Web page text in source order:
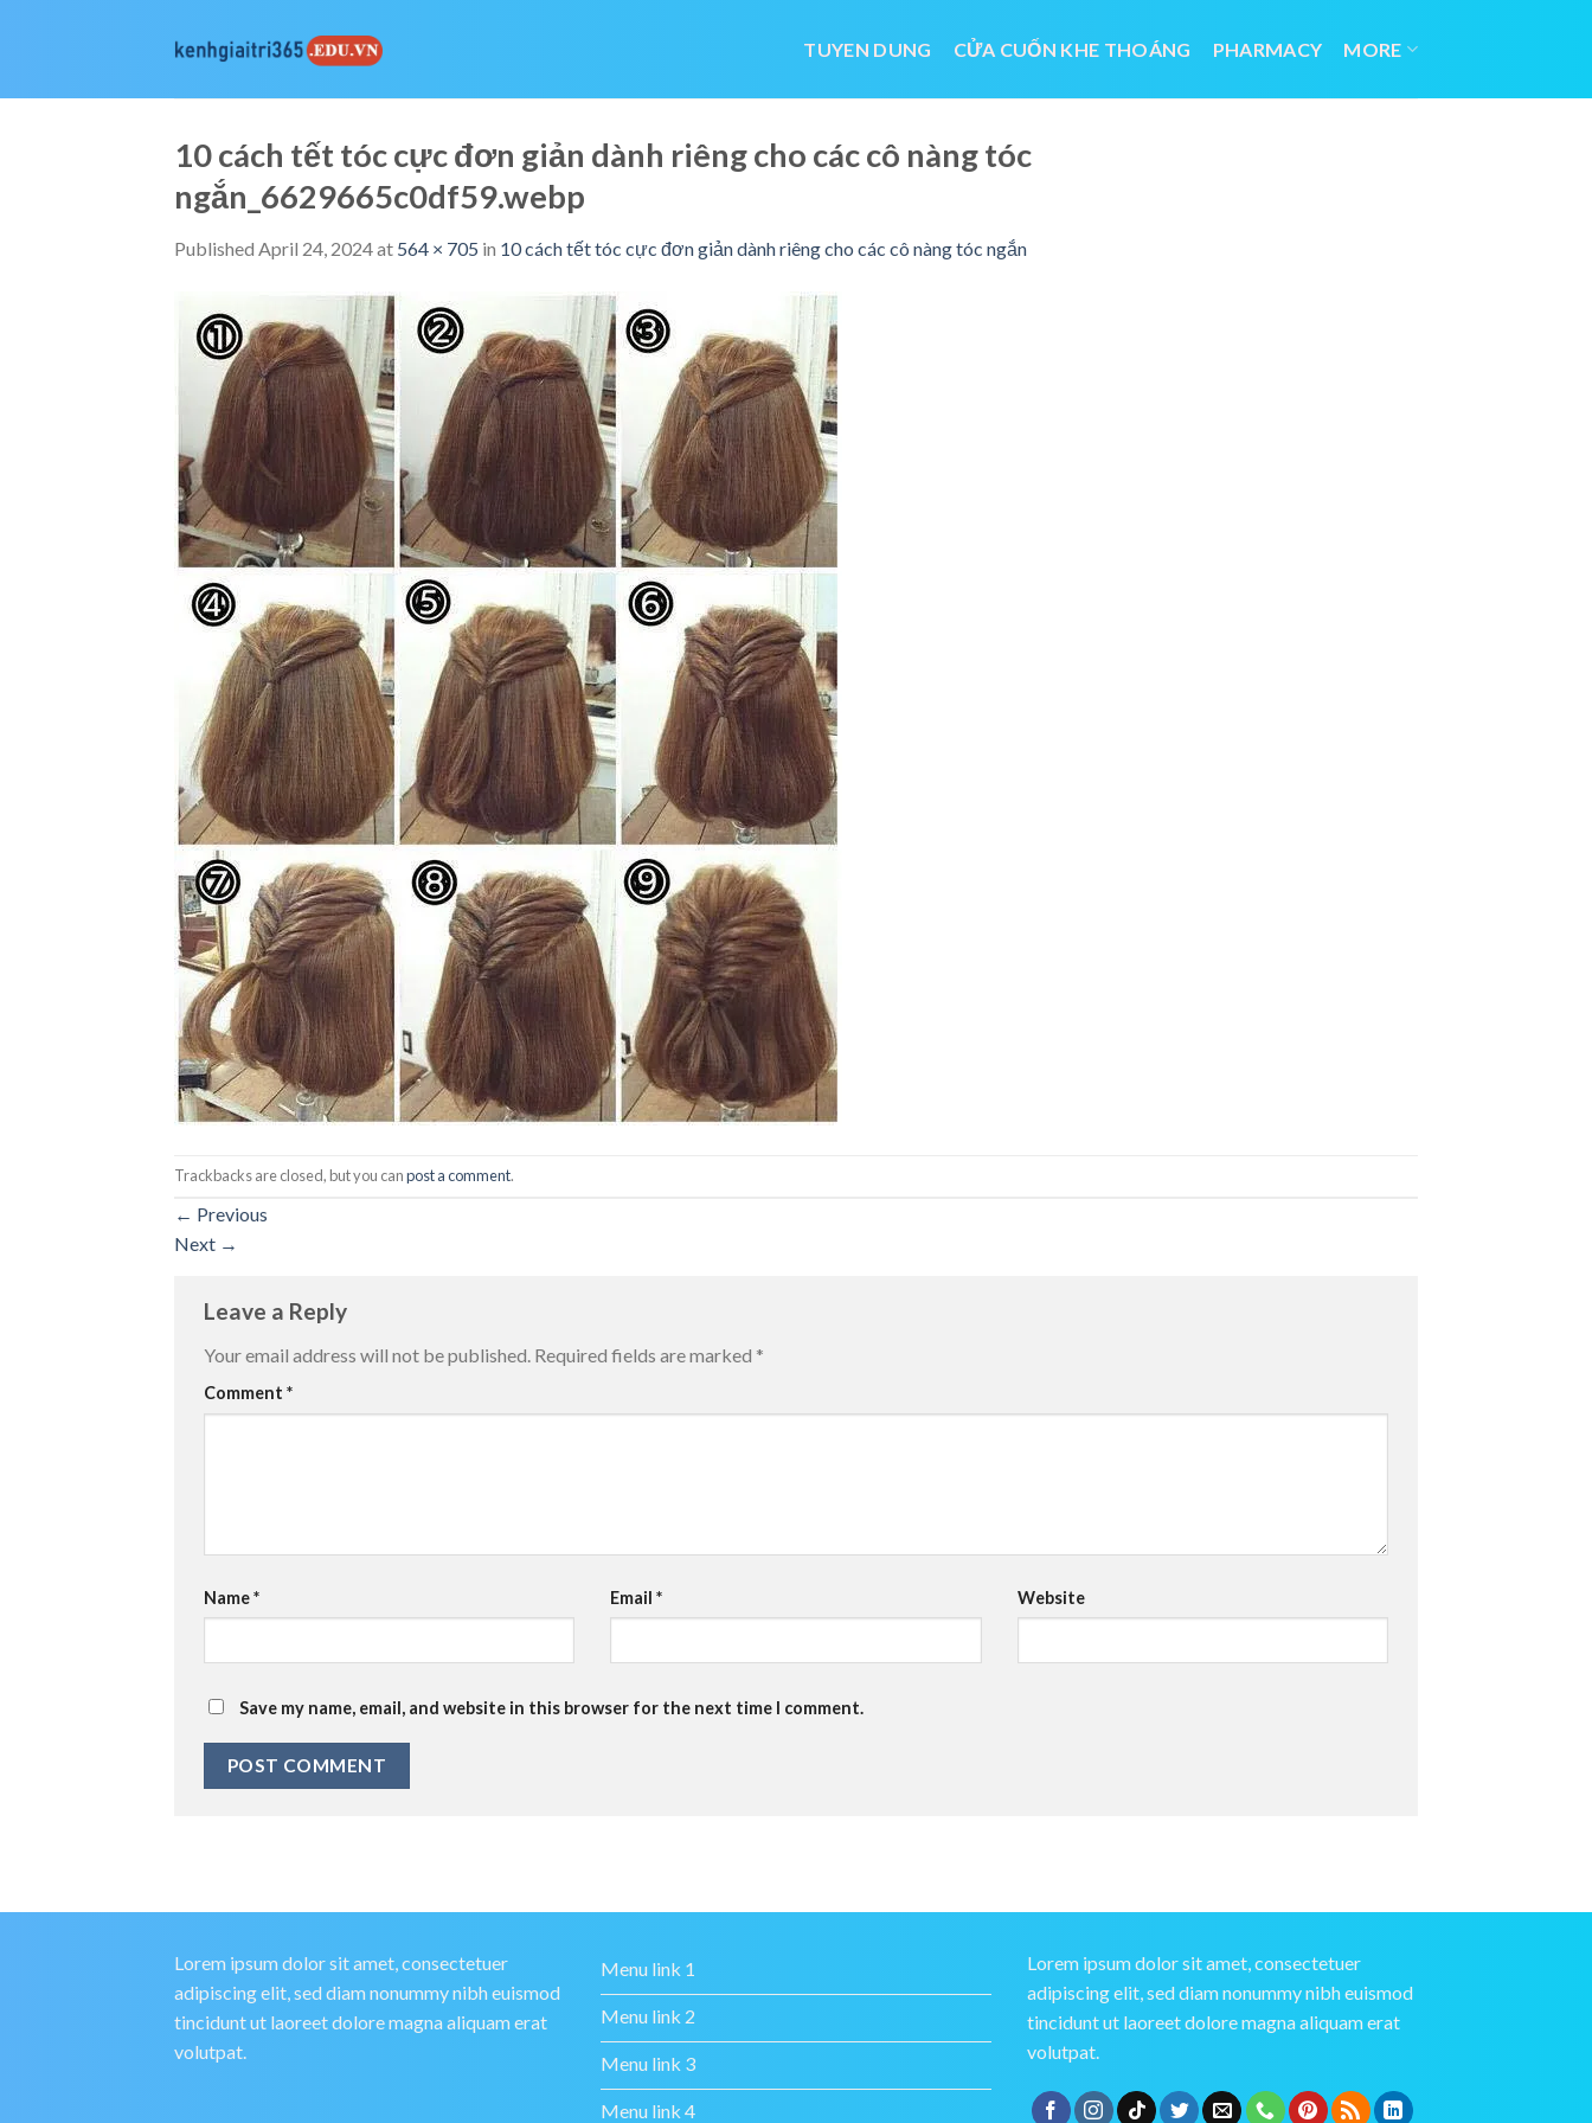
TUYEN DUNG CỬA CUỐN KHE THOÁNG PHARMACY MORE
10 cách tết tóc cực đơn giản dành riêng cho các cô nàng tóc
ngắn_6629665c0df59.webp
Published April 24, 2024at 564 × 705 in 10 cách tết tóc cực đơn giản dành riêng cho các cô nàng tóc ngắn
Trackbacks are closed, but you canpost a comment.
← Previous
Next →
Leave a Reply
Your email address will not be published. Required fields are marked *
Comment *
Name* Email* Website
Save my name, email, and website in this browser for the next time I comment.
Lorem ipsum dolor sit amet, consectetuer
adipiscing elit, sed diam nonummy nibh euismod
tincidunt ut laoreet dolore magna aliquam erat
volutpat.
Menu link 1
Menu link 2
Menu link 3
Menu link 4
Lorem ipsum dolor sit amet, consectetuer
adipiscing elit, sed diam nonummy nibh euismod
tincidunt ut laoreet dolore magna aliquam erat
volutpat.